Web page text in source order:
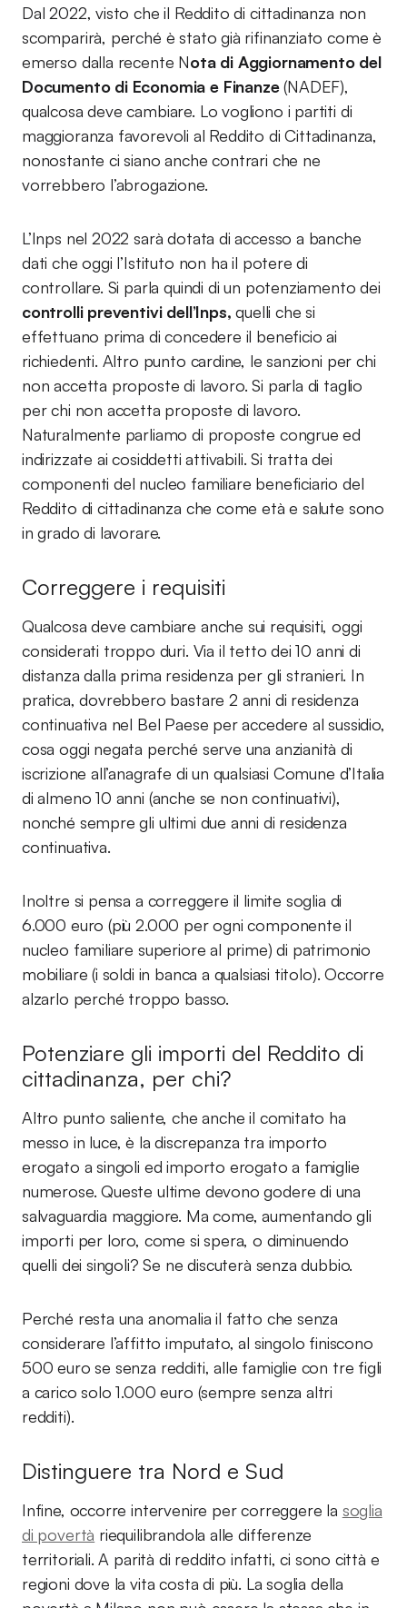
Dal 2022, visto che il Reddito di cittadinanza non
scomparirà, perché è stato già rifinanziato come è
emerso dalla recente Nota di Aggiornamento del
Documento di Economia e Finanze(NADEF),
qualcosa deve cambiare. Lo vogliono i partiti di
maggioranza favorevoli al Reddito di Cittadinanza,
nonostante ci siano anche contrari che ne
vorrebbero l’abrogazione.
L’Inps nel 2022 sarà dotata di accesso a banche
dati che oggi l’Istituto non ha il potere di
controllare. Si parla quindi di un potenziamento dei
controlli preventivi dell’Inps, quelli che si
effettuano prima di concedere il beneficio ai
richiedenti. Altro punto cardine, le sanzioni per chi
non accetta proposte di lavoro. Si parla di taglio
per chi non accetta proposte di lavoro.
Naturalmente parliamo di proposte congrue ed
indirizzate ai cosiddetti attivabili. Si tratta dei
componenti del nucleo familiare beneficiario del
Reddito di cittadinanza che come età e salute sono
in grado di lavorare.
Correggere i requisiti
Qualcosa deve cambiare anche sui requisiti, oggi
considerati troppo duri. Via il tetto dei 10 anni di
distanza dalla prima residenza per gli stranieri. In
pratica, dovrebbero bastare 2 anni di residenza
continuativa nel Bel Paese per accedere al sussidio,
cosa oggi negata perché serve una anzianità di
iscrizione all’anagrafe di un qualsiasi Comune d’Italia
di almeno 10 anni (anche se non continuativi),
nonché sempre gli ultimi due anni di residenza
continuativa.
Inoltre si pensa a correggere il limite soglia di
6.000 euro (più 2.000 per ogni componente il
nucleo familiare superiore al prime) di patrimonio
mobiliare (i soldi in banca a qualsiasi titolo). Occorre
alzarlo perché troppo basso.
Potenziare gli importi del Reddito di
cittadinanza, per chi?
Altro punto saliente, che anche il comitato ha
messo in luce, è la discrepanza tra importo
erogato a singoli ed importo erogato a famiglie
numerose. Queste ultime devono godere di una
salvaguardia maggiore. Ma come, aumentando gli
importi per loro, come si spera, o diminuendo
quelli dei singoli? Se ne discuterà senza dubbio.
Perché resta una anomalia il fatto che senza
considerare l’affitto imputato, al singolo finiscono
500 euro se senza redditi, alle famiglie con tre figli
a carico solo 1.000 euro (sempre senza altri
redditi).
Distinguere tra Nord e Sud
Infine, occorre intervenire per correggere la soglia
di povertà riequilibrandola alle differenze
territoriali. A parità di reddito infatti, ci sono città e
regioni dove la vita costa di più. La soglia della